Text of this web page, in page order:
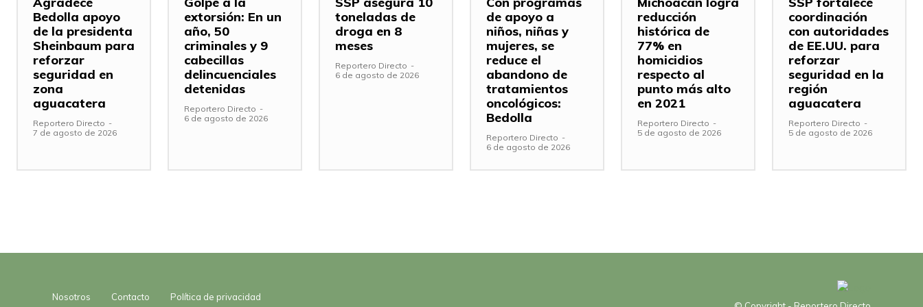
Bedolla apoyo
de la presidenta
Sheinbaum para
reforzar
seguridad en
zona
aguacatera
Reportero Directo -
7 de agosto de 2026
extorsión: En un
año, 50
criminales y 9
cabecillas
delincuenciales
detenidas
Reportero Directo -
6 de agosto de 2026
toneladas de
droga en 8
meses
Reportero Directo -
6 de agosto de 2026
de apoyo a
niños, niñas y
mujeres, se
reduce el
abandono de
tratamientos
oncológicos:
Bedolla
Reportero Directo -
6 de agosto de 2026
reducción
histórica de
77% en
homicidios
respecto al
punto más alto
en 2021
Reportero Directo -
5 de agosto de 2026
coordinación
con autoridades
de EE.UU. para
reforzar
seguridad en la
región
aguacatera
Reportero Directo -
5 de agosto de 2026
Nosotros Contacto
Política de privacidad